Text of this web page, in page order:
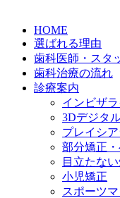
HOME
選ばれる理由
歯科医師・スタ
歯科治療の流れ
診療案内
インビザ
3Dデジタ
プレイシ
部分矯正
目立たな
小児矯正
スポーツ